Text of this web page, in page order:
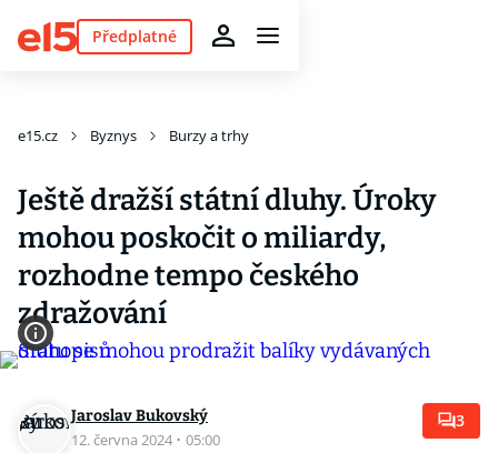
Předplatné
e15.cz Byznys Burzy a trhy
Ještě dražší státní dluhy. Úroky
mohou poskočit o miliardy,
rozhodne tempo českého
zdražování
Jaroslav Bukovský
12. června 2024 · 05:00
3